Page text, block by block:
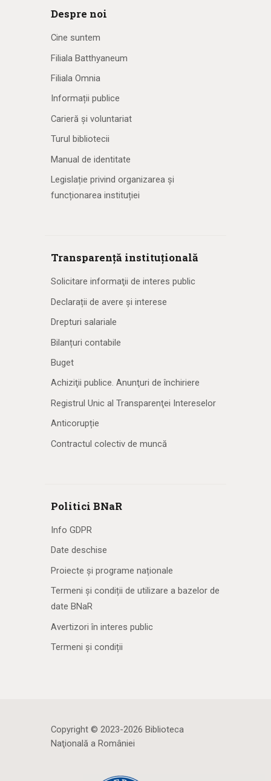
Despre noi
Cine suntem
Filiala Batthyaneum
Filiala Omnia
Informații publice
Carieră și voluntariat
Turul bibliotecii
Manual de identitate
Legislație privind organizarea și
funcționarea instituției
Transparență instituțională
Solicitare informaţii de interes public
Declarații de avere și interese
Drepturi salariale
Bilanțuri contabile
Buget
Achiziţii publice. Anunţuri de închiriere
Registrul Unic al Transparenţei Intereselor
Anticorupție
Contractul colectiv de muncă
Politici BNaR
Info GDPR
Date deschise
Proiecte și programe naționale
Termeni și condiții de utilizare a bazelor de
date BNaR
Avertizori în interes public
Termeni și condiții
Copyright © 2023-2026 Biblioteca
Naţională a României